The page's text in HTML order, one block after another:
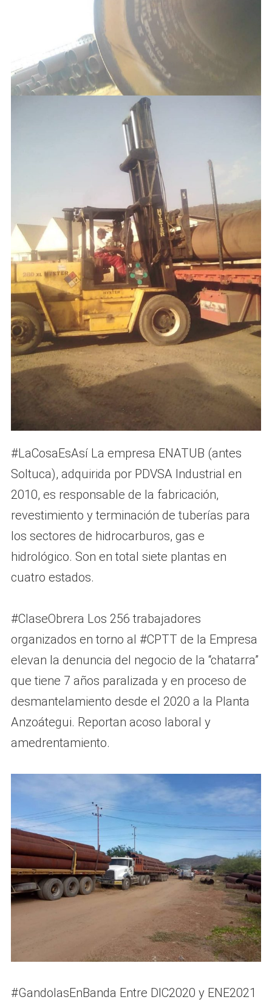
#LaCosaEsAsí La empresa ENATUB (antes
Soltuca), adquirida por PDVSA Industrial en
2010, es responsable de la fabricación,
revestimiento y terminación de tuberías para
los sectores de hidrocarburos, gas e
hidrológico. Son en total siete plantas en
cuatro estados.
#ClaseObrera Los 256 trabajadores
organizados en torno al #CPTT de la Empresa
elevan la denuncia del negocio de la “chatarra”
que tiene 7 años paralizada y en proceso de
desmantelamiento desde el 2020 a la Planta
Anzoátegui. Reportan acoso laboral y
amedrentamiento.
#GandolasEnBanda Entre DIC2020 y ENE2021